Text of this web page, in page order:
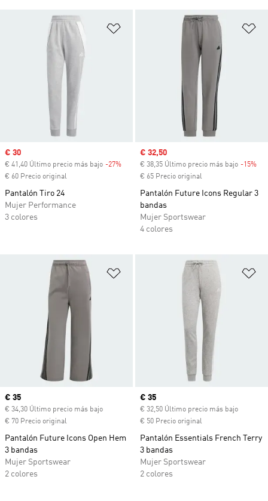
Añadir a la lista de deseos
Precio de venta
€ 30
€ 41,40 Último precio más bajo -27% Descuento
€ 60 Precio original
Pantalón Tiro 24
Mujer Performance
3 colores
Precio de venta
€ 32,50
€ 38,35 Último precio más bajo -15%
€ 65 Precio original
Pantalón Future Icons Regular 3
bandas
Mujer Sportswear
4 colores
Añadir a la lista de deseos
Precio actual
€ 35
€ 34,30 Último precio más bajo
€ 70 Precio original
Pantalón Future Icons Open Hem
3 bandas
Mujer Sportswear
2 colores
Precio actual
€ 35
€ 32,50 Último precio más bajo
€ 50 Precio original
Pantalón Essentials French Terry
3 bandas
Mujer Sportswear
2 colores